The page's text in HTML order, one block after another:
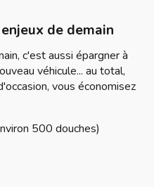
de demain
c'est aussi épargner à
véhicule... au total,
vous économisez
500 douches)